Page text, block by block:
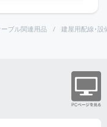
ブル関連用品 建屋用配線･設